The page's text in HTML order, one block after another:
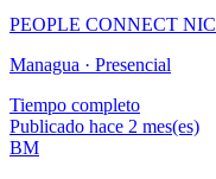
PEOPLE CONNECT NIC
Managua · Presencial
Tiempo completo
Publicado hace 2 mes(es)
BM